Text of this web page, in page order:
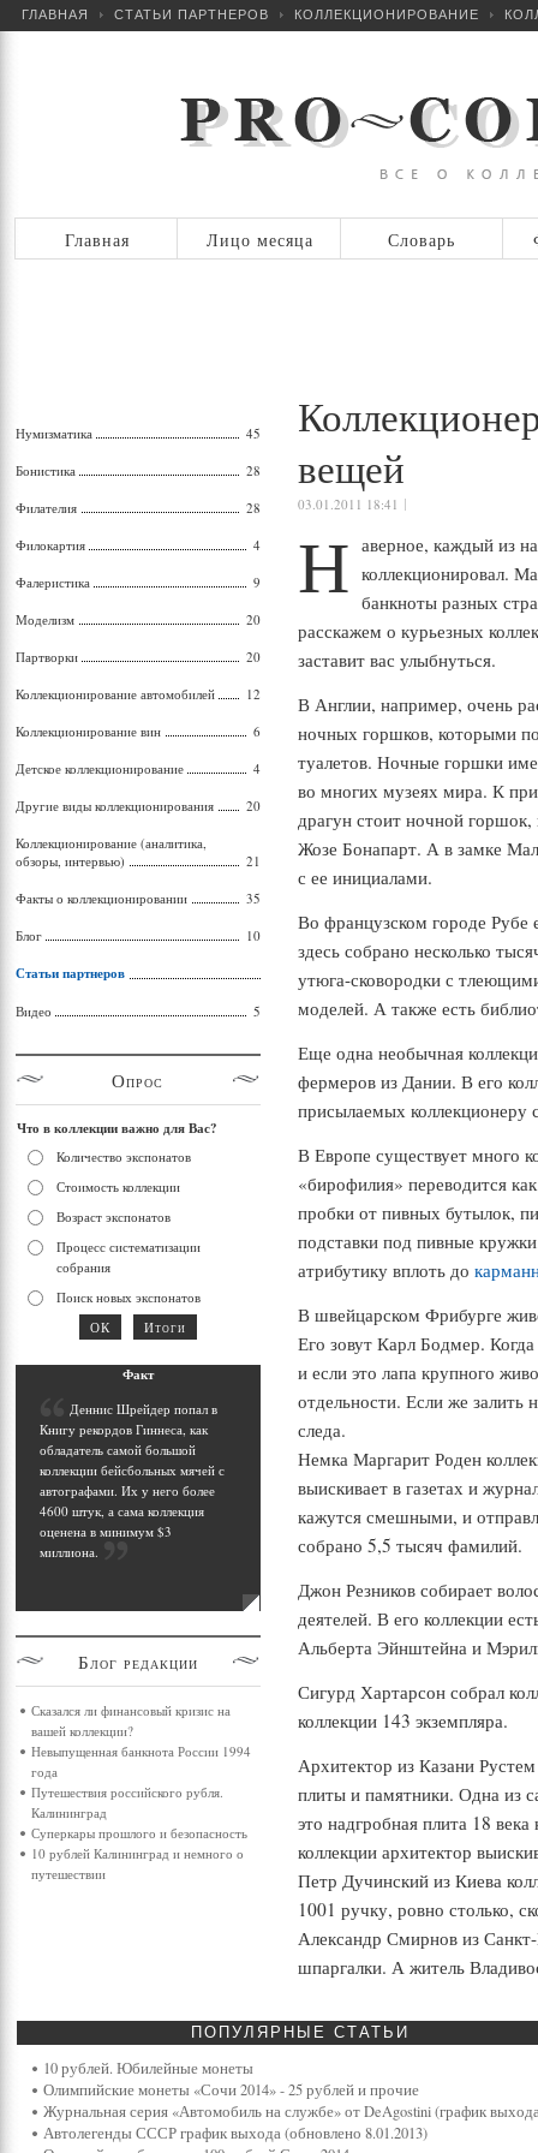
ГЛАВНАЯ СТАТЬИ ПАРТНЕРОВ КОЛЛЕКЦИОНИРОВАНИЕ
Главная Лицо месяца Словарь
вещей
03.01.2011 18:41
Н аверное, каждый из
коллекционировал.
банкноты разных
расскажем о курьезных
заставит вас улыбнуться.
В Англии, например, очень
ночных горшков, которыми
туалетов. Ночные горшки
во многих музеях мира. К
драгун стоит ночной
Жозе Бонапарт. А в замке
с ее инициалами.
Во французском городе Рубе
здесь собрано несколько
утюга-сковородки с
моделей. А также есть
Еще одна необычная
фермеров из Дании. В его
присылаемых коллекционеру
В Европе существует много
«бирофилия» переводится
пробки от пивных бутылок,
подставки под пивные
атрибутику вплоть до
В швейцарском Фрибурге
Его зовут Карл Бодмер.
и если это лапа крупного
отдельности. Если же
следа.
Немка Маргарит Роден
выискивает в газетах и
кажутся смешными, и
собрано 5,5 тысяч фамилий.
Джон Резников собирает
деятелей. В его коллекции
Альберта Эйнштейна и
Сигурд Хартарсон собрал
коллекции 143 экземпляра.
Архитектор из Казани
плиты и памятники. Одна из
это надгробная плита 18
коллекции архитектор
Петр Дучинский из Киева
1001 ручку, ровно столько,
Александр Смирнов из
шпаргалки. А житель
Нумизматика 45
Бонистика 28
Филателия 28
Филокартия 4
Фалеристика 9
Моделизм 20
Партворки 20
Коллекционирование автомобилей 12
Коллекционирование вин 6
Детское коллекционирование 4
Другие виды коллекционирования 20
Коллекционирование (аналитика,
обзоры, интервью)
21
Факты о коллекционировании 35
Блог 10
Статьи партнеров
Видео 5
Опрос
Что в коллекции важно для Вас?
Количество экспонатов
Стоимость коллекции
Возраст экспонатов
Процесс систематизации
собрания
Поиск новых экспонатов
Факт
Деннис Шрейдер попал в
Книгу рекордов Гиннеса, как
обладатель самой большой
коллекции бейсбольных мячей с
автографами. Их у него более
4600 штук, а сама коллекция
оценена в минимум $3
миллиона.
Блог редакции
Сказался ли финансовый кризис на
вашей коллекции?
Невыпущенная банкнота России 1994
года
Путешествия российского рубля.
Калининград
Суперкары прошлого и безопасность
10 рублей Калининград и немного о
путешествии
ПОПУЛЯРНЫЕ СТАТЬИ
10 рублей. Юбилейные монеты
Олимпийские монеты «Сочи 2014» - 25 рублей и прочие
Журнальная серия «Автомобиль на службе» от DeAgostini (график
Автолегенды СССР график выхода (обновлено 8.01.2013)